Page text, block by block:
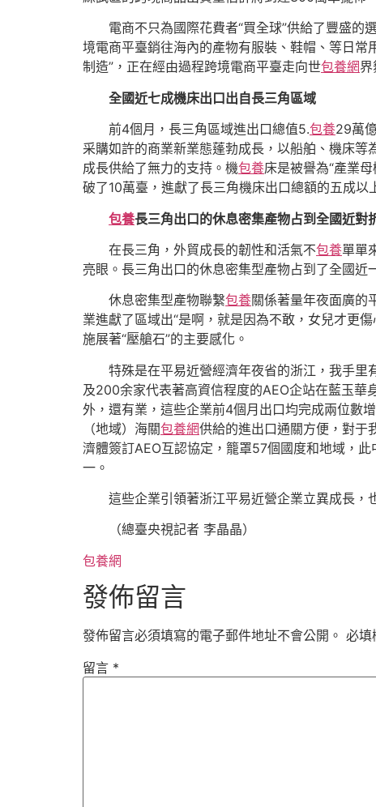
電商不只為國際花費者“買全球”供給了豐盛
境電商平臺銷往海內的產物有服裝、鞋帽、等日常
制造”，正在經由過程跨境電商平臺走向世包養網界
全國近七成機床出口出自長三角區域
前4個月，長三角區域進出口總值5.包養29萬
采購如許的商業新業態蓬勃成長，以船舶、機床
成長供給了無力的支持。機包養床是被譽為“產業
破了10萬臺，進獻了長三角機床出口總額的五成
包養長三角出口的休息密集產物占到全國近對
在長三角，外貿成長的韌性和活氣不包養單單
亮眼。長三角出口的休息密集型產物占到了全國近
休息密集型產物聯繫包養關係著量年夜面廣的
業進獻了區域出“是啊，就是因為不敢，女兒才更
施展著“壓艙石”的主要感化。
特殊是在平易近營經濟年夜省的浙江，我手
及200余家代表著高資信程度的AEO企站在藍玉華
外，還有業，這些企業前4個月出口均完成兩位數
（地域）海關包養網供給的進出口通關方便，對于
濟體簽訂AEO互認協定，籠罩57個國度和地域，此
一。
這些企業引領著浙江平易近營企業立異成長，
（總臺央視記者 李晶晶）
包養網
發佈留言
發佈留言必須填寫的電子郵件地址不會公開。 必填
留言 *